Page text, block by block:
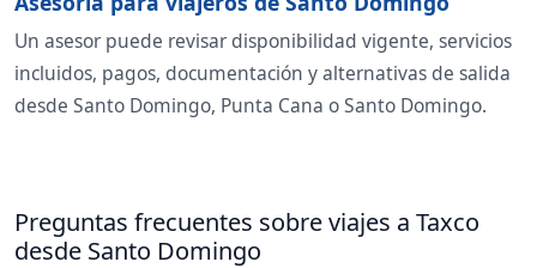
Un asesor puede revisar disponibilidad vigente, servicios
incluidos, pagos, documentación y alternativas de salida
desde Santo Domingo, Punta Cana o Santo Domingo.
Preguntas frecuentes sobre viajes a Taxco
desde Santo Domingo